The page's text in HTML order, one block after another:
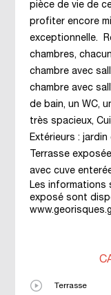
pièce de vie de
profiter encore
exceptionnelle.
chambres,
chambre avec
chambre avec
de bain, un WC,
très spacieux,
Extérieurs :
Terrasse
avec cuve
Les informations
exposé sont
Terrasse